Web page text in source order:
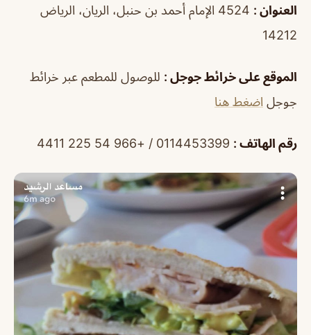
العنوان :
4524 الإمام أحمد بن حنبل، الريان، الرياض
14212
الموقع على خرائط جوجل : للوصول للمطعم عبر خرائط
جوجل اضغط هنا
رقم الهاتف :